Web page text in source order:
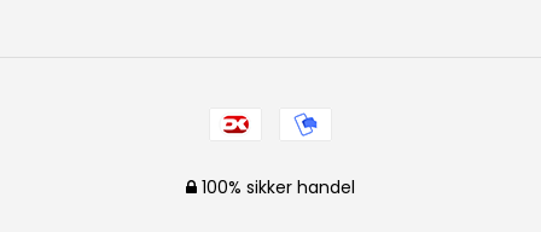
100% sikker handel